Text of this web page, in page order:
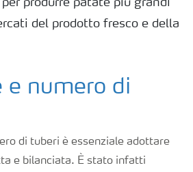
produrre patate più grandi
del prodotto fresco e della
e numero di
di tuberi è essenziale adottare
e bilanciata. È stato infatti